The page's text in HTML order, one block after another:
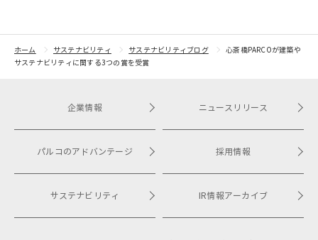
開催！
トをピック
紹介
ホーム サステナビリティ サステナビリティブログ
心斎橋PARCOが建築や
サステナビリティに関する3つの賞を受賞
企業情報
パルコのアドバンテージ
サステナビリティ
ニュースリリース
採用情報
IR情報アーカイブ